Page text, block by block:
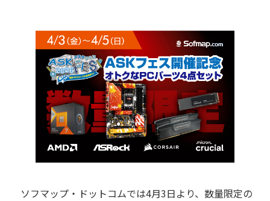
ソフマップ・ドットコムでは4月3日より、数量限定の